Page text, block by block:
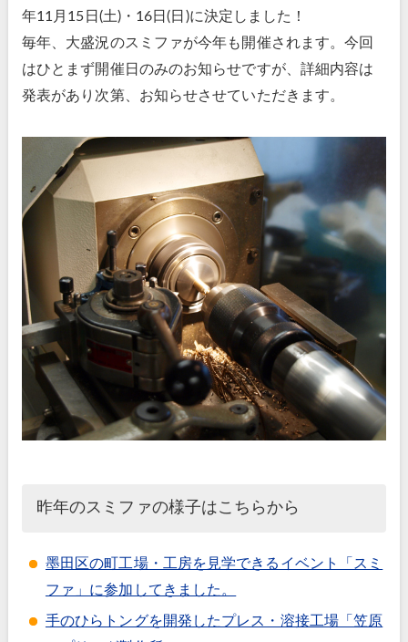
年11月15日(土)・16日(日)に決定しました！
毎年、大盛況のスミファが今年も開催されます。今回
はひとまず開催日のみのお知らせですが、詳細内容は
発表があり次第、お知らせさせていただきます。
昨年のスミファの様子はこちらから
墨田区の町工場・工房を見学できるイベント「スミ
ファ」に参加してきました。
手のひらトングを開発したプレス・溶接工場「笠原